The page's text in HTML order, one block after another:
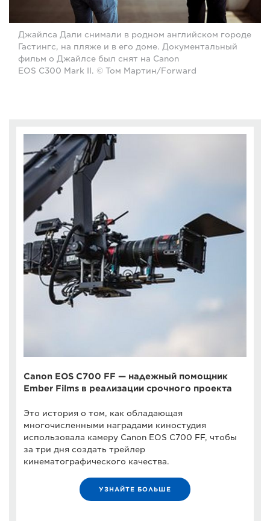
Джайлса Дали снимали в родном английском городе
Гастингс, на пляже и в его доме. Документальный
фильм о Джайлсе был снят на Canon
EOS C300 Mark II. © Том Мартин/Forward
Canon EOS C700 FF — надежный помощник
Ember Films в реализации срочного проекта
Это история о том, как обладающая
многочисленными наградами киностудия
использовала камеру Canon EOS C700 FF, чтобы
за три дня создать трейлер
кинематографического качества.
УЗНАЙТЕ БОЛЬШЕ